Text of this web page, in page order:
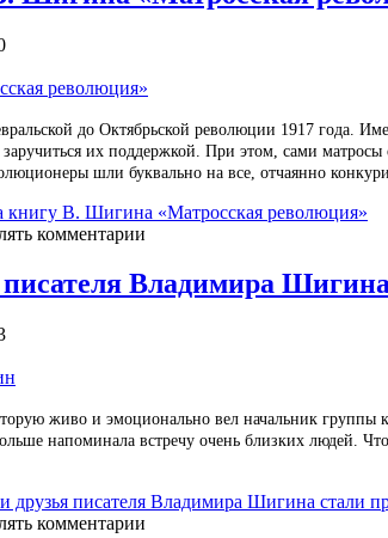
до Октябрьской революции 1917 года.
их поддержкой. При этом, сами
шли буквально на все, отчаянно
книгу В. Шигина «Матросская революция»
комментарии
Владимира
живо и эмоционально вел начальник группы
напоминала встречу очень близких людей.
друзья писателя Владимира Шигина стали
комментарии